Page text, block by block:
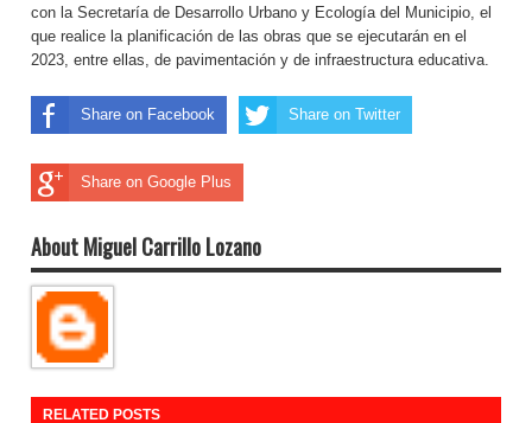
con la Secretaría de Desarrollo Urbano y Ecología del Municipio, el
que realice la planificación de las obras que se ejecutarán en el
2023, entre ellas, de pavimentación y de infraestructura educativa.
Share on Facebook Share on Twitter
Share on Google Plus
About Miguel Carrillo Lozano
RELATED POSTS